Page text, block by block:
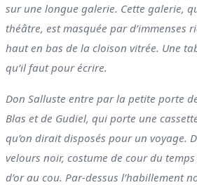
sur une longue galerie. Cette galerie,
théâtre, est masquée par d’immenses
haut en bas de la cloison vitrée. Une
qu’il faut pour écrire.
Don Salluste entre par la petite porte
Blas et de Gudiel, qui porte une
qu’on dirait disposés pour un voyage.
velours noir, costume de cour du
d’or au cou. Par-dessus l’habillement